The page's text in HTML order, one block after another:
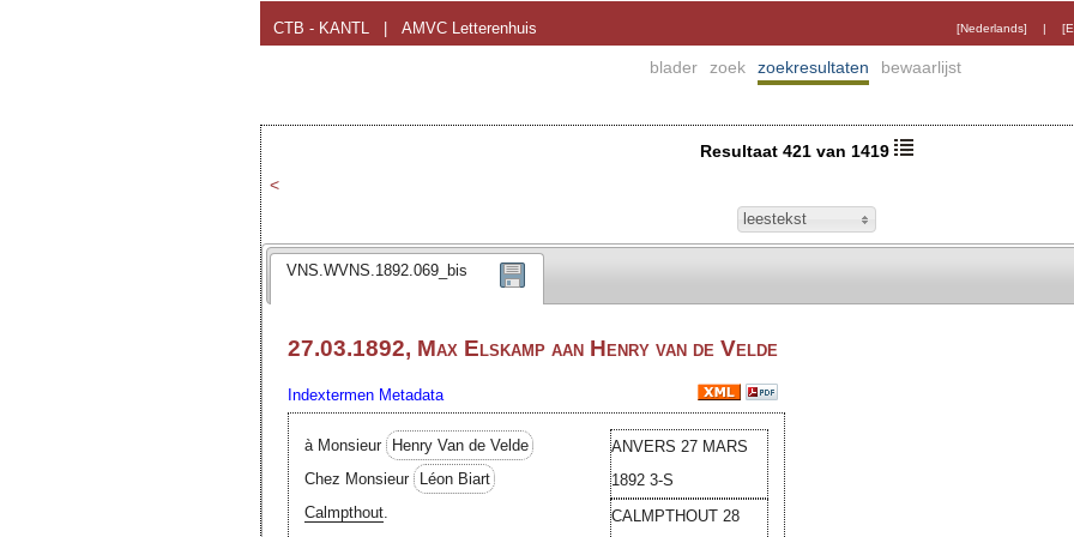
CTB - KANTL AMVC Letterenhuis |
[Nederlands]
blader zoek zoekresultaten bewaarlijst
<
Resultaat 421 van 1419
leestekst
VNS.WVNS.1892.069_bis
27.03.1892, Max Elskamp aan Henry van de Velde
Indextermen Metadata
ANVERS 27 MARS
1892 3-S
CALMPTHOUT 28
à Monsieur
Henry Van de Velde
Chez Monsieur
Léon Biart
Calmpthout.